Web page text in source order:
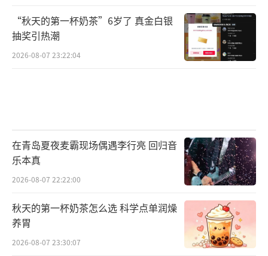
“秋天的第一杯奶茶”6岁了 真金白银
抽奖引热潮
2026-08-07 23:22:04
在青岛夏夜麦霸现场偶遇李行亮 回归音
乐本真
2026-08-07 22:22:00
秋天的第一杯奶茶怎么选 科学点单润燥
养胃
2026-08-07 23:30:07